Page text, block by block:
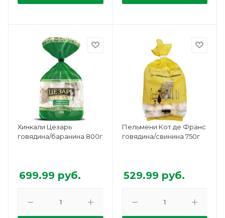
Хинкали Цезарь
говядина/баранина 800г
699.99 руб.
Пельмени Кот де Франс
говядина/свинина 750г
529.99руб.